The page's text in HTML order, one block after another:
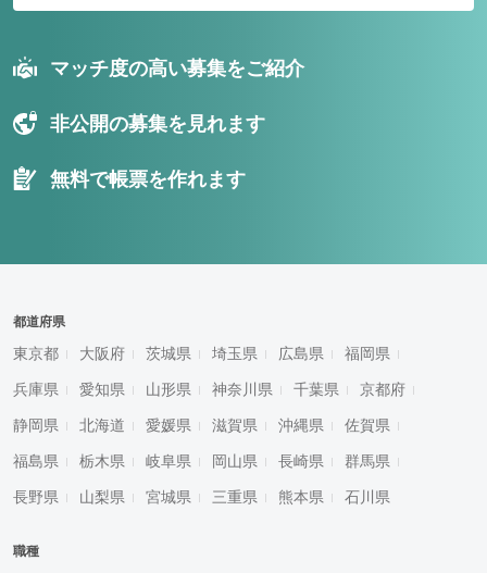
マッチ度の高い募集をご紹介
非公開の募集を見れます
無料で帳票を作れます
都道府県
東京都 大阪府 茨城県 埼玉県 広島県 福岡県
兵庫県 愛知県 山形県 神奈川県 千葉県 京都府
静岡県 北海道 愛媛県 滋賀県 沖縄県 佐賀県
福島県 栃木県 岐阜県 岡山県 長崎県 群馬県
長野県 山梨県 宮城県 三重県 熊本県 石川県
職種